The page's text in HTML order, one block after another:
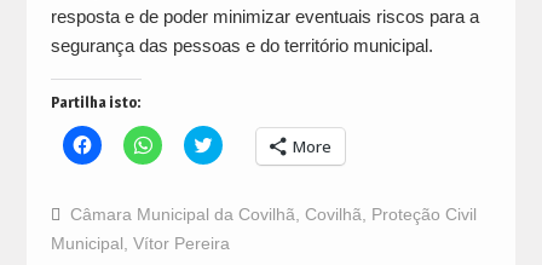
resposta e de poder minimizar eventuais riscos para a
segurança das pessoas e do território municipal.
Partilha isto:
Click
to
Facebook
(Opens
in
new
Click
to
WhatsApp
(Opens
in
new
Click
to
Twitter
(Opens
in
new
More
Câmara Municipal da Covilhã Covilhã
Proteção Civil
Municipal Vítor Pereira